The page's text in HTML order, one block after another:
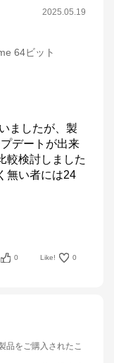
2025.05.19
64ビット
ましたが、製
デートが出来
較検討しました
無い者には24
0 Like! 0
品をご購入されたこ